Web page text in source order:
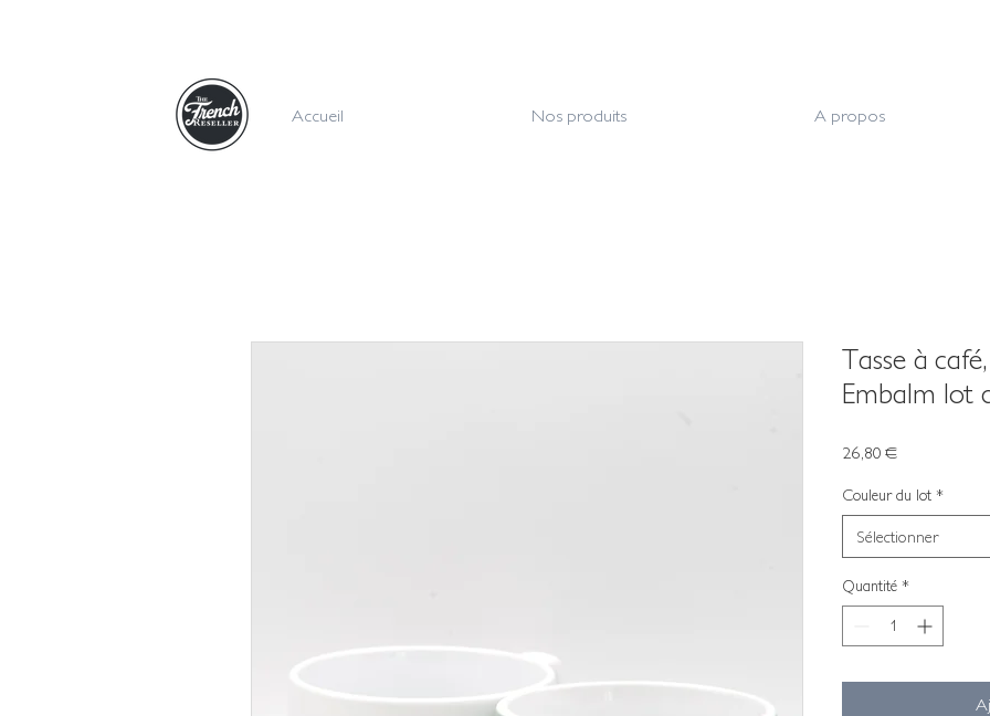
Accueil Nos produits A propos
Tasse à
Embalm lot
26,80 €Prix
Couleur du lot *
Sélectionner
Quantité *